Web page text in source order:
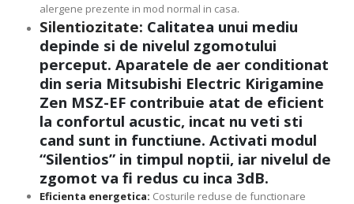
alergene prezente in mod normal in casa.
Silentiozitate: Calitatea unui mediu
depinde si de nivelul zgomotului
perceput. Aparatele de aer conditionat
din seria Mitsubishi Electric Kirigamine
Zen MSZ-EF contribuie atat de eficient
la confortul acustic, incat nu veti sti
cand sunt in functiune. Activati modul
“Silentios” in timpul noptii, iar nivelul de
zgomot va fi redus cu inca 3dB.
Eficienta energetica: Costurile reduse de functionare